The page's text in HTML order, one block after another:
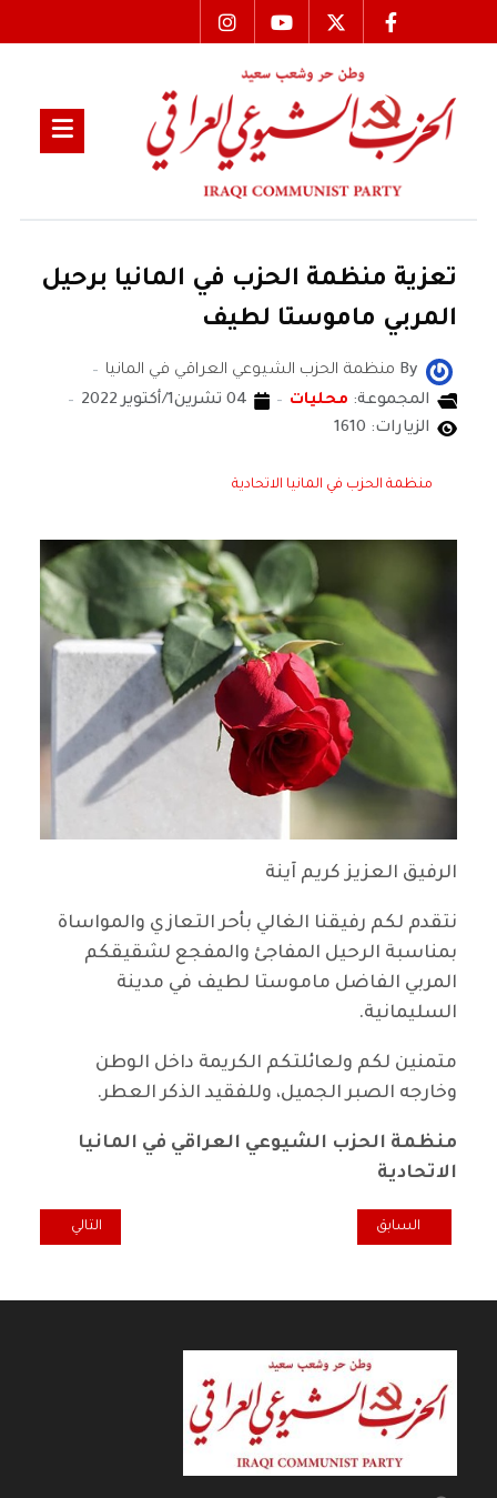
تعزية منظمة الحزب في المانيا برحيل
المربي ماموستا لطيف
By منظمة الحزب الشيوعي العراقي في المانيا
المجموعة: محليات
04 تشرين1/أكتوير 2022
الزيارات: 1610
منظمة الحزب في المانيا الاتحادية
الرفيق العزيز كريم آينة
نتقدم لكم رفيقنا الغالي بأحر التعازي والمواساة
بمناسبة الرحيل المفاجئ والمفجع لشقيقكم
المربي الفاضل ماموستا لطيف في مدينة
السليمانية.
متمنين لكم ولعائلتكم الكريمة داخل الوطن
وخارجه الصبر الجميل، وللفقيد الذكر العطر.
منظمة الحزب الشيوعي العراقي في المانيا
الاتحادية
المقال السابق: تعزية منظمة الحزب في السويد برحيل الفقيد أكرم عمر
السابق المقال التالي:
التالي